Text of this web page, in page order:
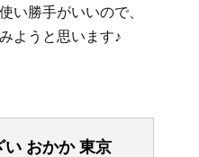
い勝手がいいので、
ようと思います♪
い おかか 東京